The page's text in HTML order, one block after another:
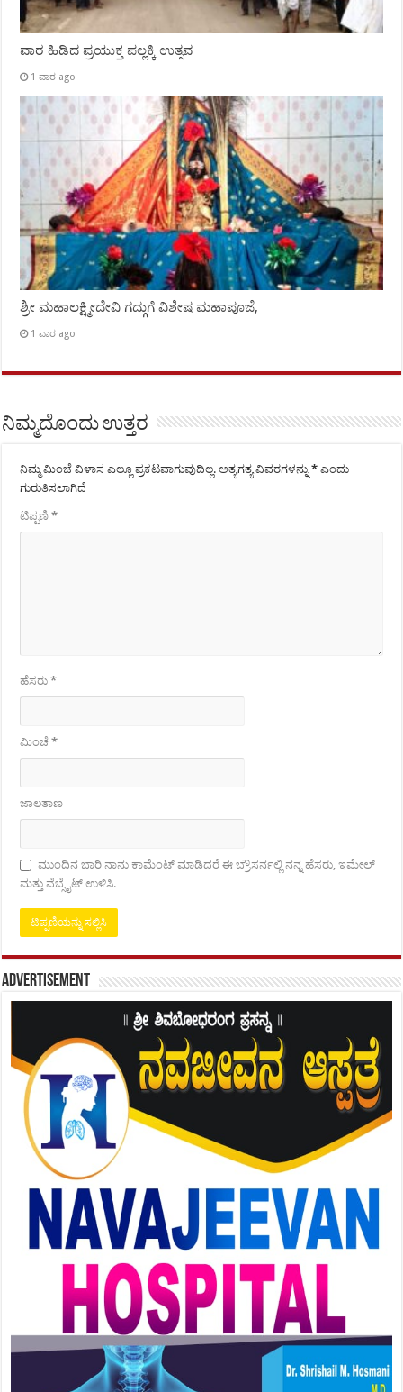
ವಾರ ಹಿಡಿದ ಪ್ರಯುಕ್ತ ಪಲ್ಲಕ್ಕಿ ಉತ್ಸವ
1 ವಾರ ago
ಶ್ರೀ ಮಹಾಲಕ್ಷ್ಮೀದೇವಿ ಗದ್ಗುಗೆ ವಿಶೇಷ ಮಹಾಪೂಜೆ,
1 ವಾರ ago
ನಿಮ್ಮದೊಂದು ಉತ್ತರ
ನಿಮ್ಮ ಮಿಂಚೆ ವಿಳಾಸ ಎಲ್ಲೂ ಪ್ರಕಟವಾಗುವುದಿಲ್ಲ. ಅತ್ಯಗತ್ಯ ವಿವರಗಳನ್ನು* ಎಂದು
ಗುರುತಿಸಲಾಗಿದೆ
ಟಿಪ್ಪಣಿ*
ಹೆಸರು*
ಮಿಂಚೆ*
ಜಾಲತಾಣ
ಮುಂದಿನ ಬಾರಿ ನಾನು ಕಾಮೆಂಟ್ ಮಾಡಿದರೆ ಈ ಬ್ರೌಸರ್ನಲ್ಲಿ ನನ್ನ ಹೆಸರು, ಇಮೇಲ್
ಮತ್ತು ವೆಬ್ಸೈಟ್ ಉಳಿಸಿ.
Advertisement